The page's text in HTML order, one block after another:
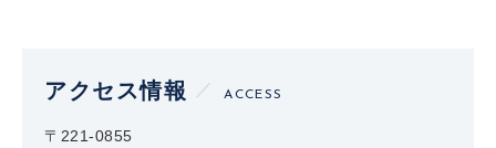
アクセス情報 ACCESS
〒221-0855